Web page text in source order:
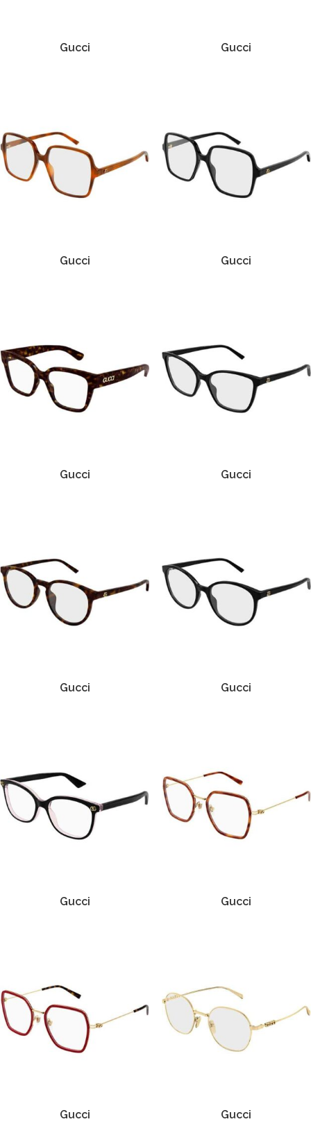
Gucci Gucci
Gucci Gucci
Gucci Gucci
Gucci Gucci
Gucci Gucci
Gucci Gucci